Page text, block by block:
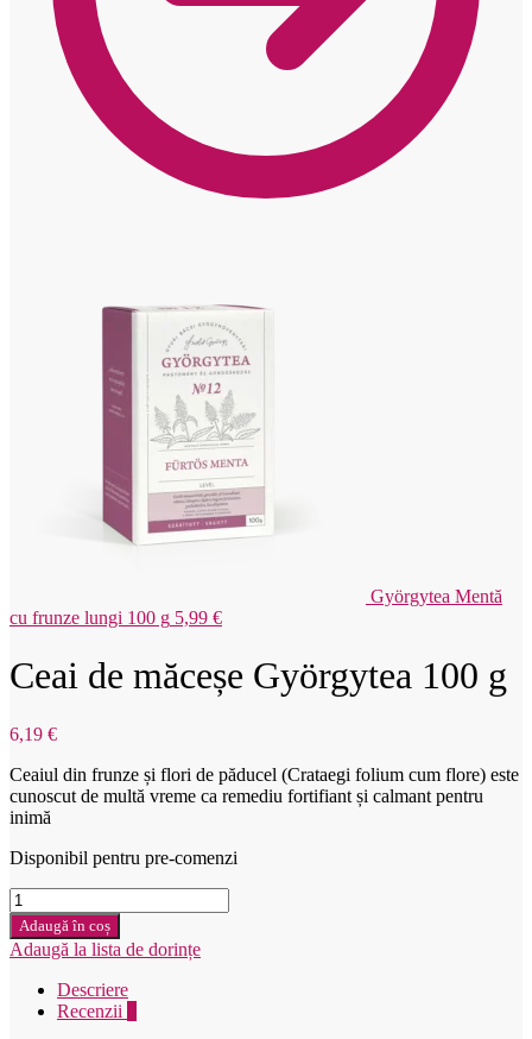
Györgytea Mentă
cu frunze lungi 100 g 5,99 €
Ceai de măceșe Györgytea 100 g
6,19 €
Ceaiul din frunze și flori de păducel (Crataegi folium cum flore) este
cunoscut de multă vreme ca remediu fortifiant și calmant pentru
inimă
Disponibil pentru pre-comenzi
Cantitate
Györgytea
Hloh
100g
Adaugă în coș
Adaugă la lista de dorințe
Descriere
Recenzii